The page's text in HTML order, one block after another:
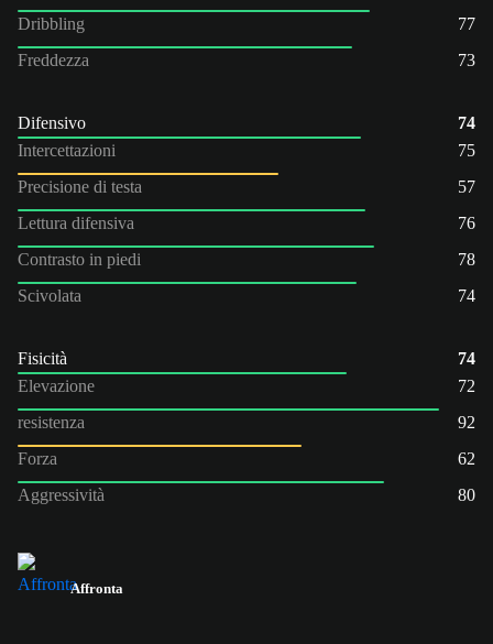
Dribbling
77
Freddezza
73
Difensivo
74
Intercettazioni
75
Precisione di testa
57
Lettura difensiva
76
Contrasto in piedi
78
Scivolata
74
Fisicità
74
Elevazione
72
resistenza
92
Forza
62
Aggressività
80
Affronta